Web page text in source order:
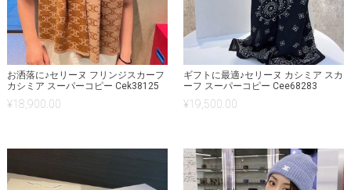
お洒落に♪セリーヌ フリンジスカーフ
カシミア スーパーコピー Cek38125
¥18,900.00
ギフトに最適♪セリーヌ カシミア スカ
ーフ スーパーコピー Cee68283
¥19,500.00